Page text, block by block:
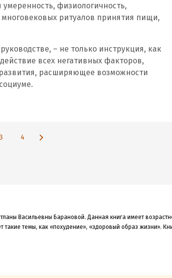
физиологичность,
ритуалов принятия пищи,
– не только инструкция, как
всех негативных факторов,
расширяющее возможности
4
Васильевны Барановой. Данная книга имеет
такие темы, как «похудение», «здоровый образ жизни».